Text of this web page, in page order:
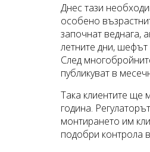
Днес тази
особено
започнат веднага,
летните дни,
След
публикуват в
Така клиентите ще
година.
монтирането им
подобри контрола